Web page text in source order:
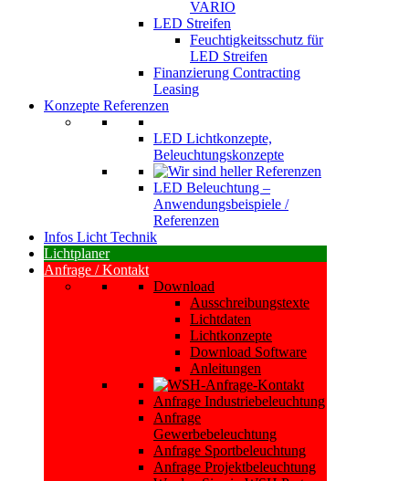
VARIO
LED Streifen
Feuchtigkeitsschutz für
LED Streifen
Finanzierung Contracting
Leasing
Konzepte Referenzen
LED Lichtkonzepte,
Beleuchtungskonzepte
LED Beleuchtung –
Anwendungsbeispiele /
Referenzen
Infos Licht Technik
Lichtplaner
Anfrage / Kontakt
Download
Ausschreibungstexte
Lichtdaten
Lichtkonzepte
Download Software
Anleitungen
Anfrage Industriebeleuchtung
Anfrage
Gewerbebeleuchtung
Anfrage Sportbeleuchtung
Anfrage Projektbeleuchtung